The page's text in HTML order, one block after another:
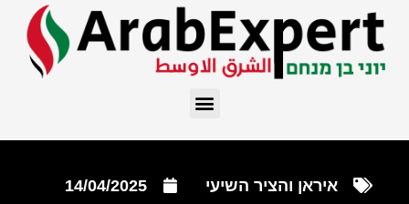
איראן והציר השיעי 14/04/2025